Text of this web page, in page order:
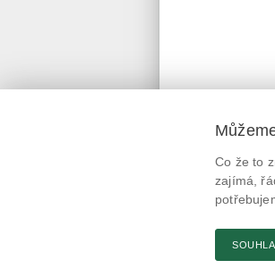
Co že to
zajímá,